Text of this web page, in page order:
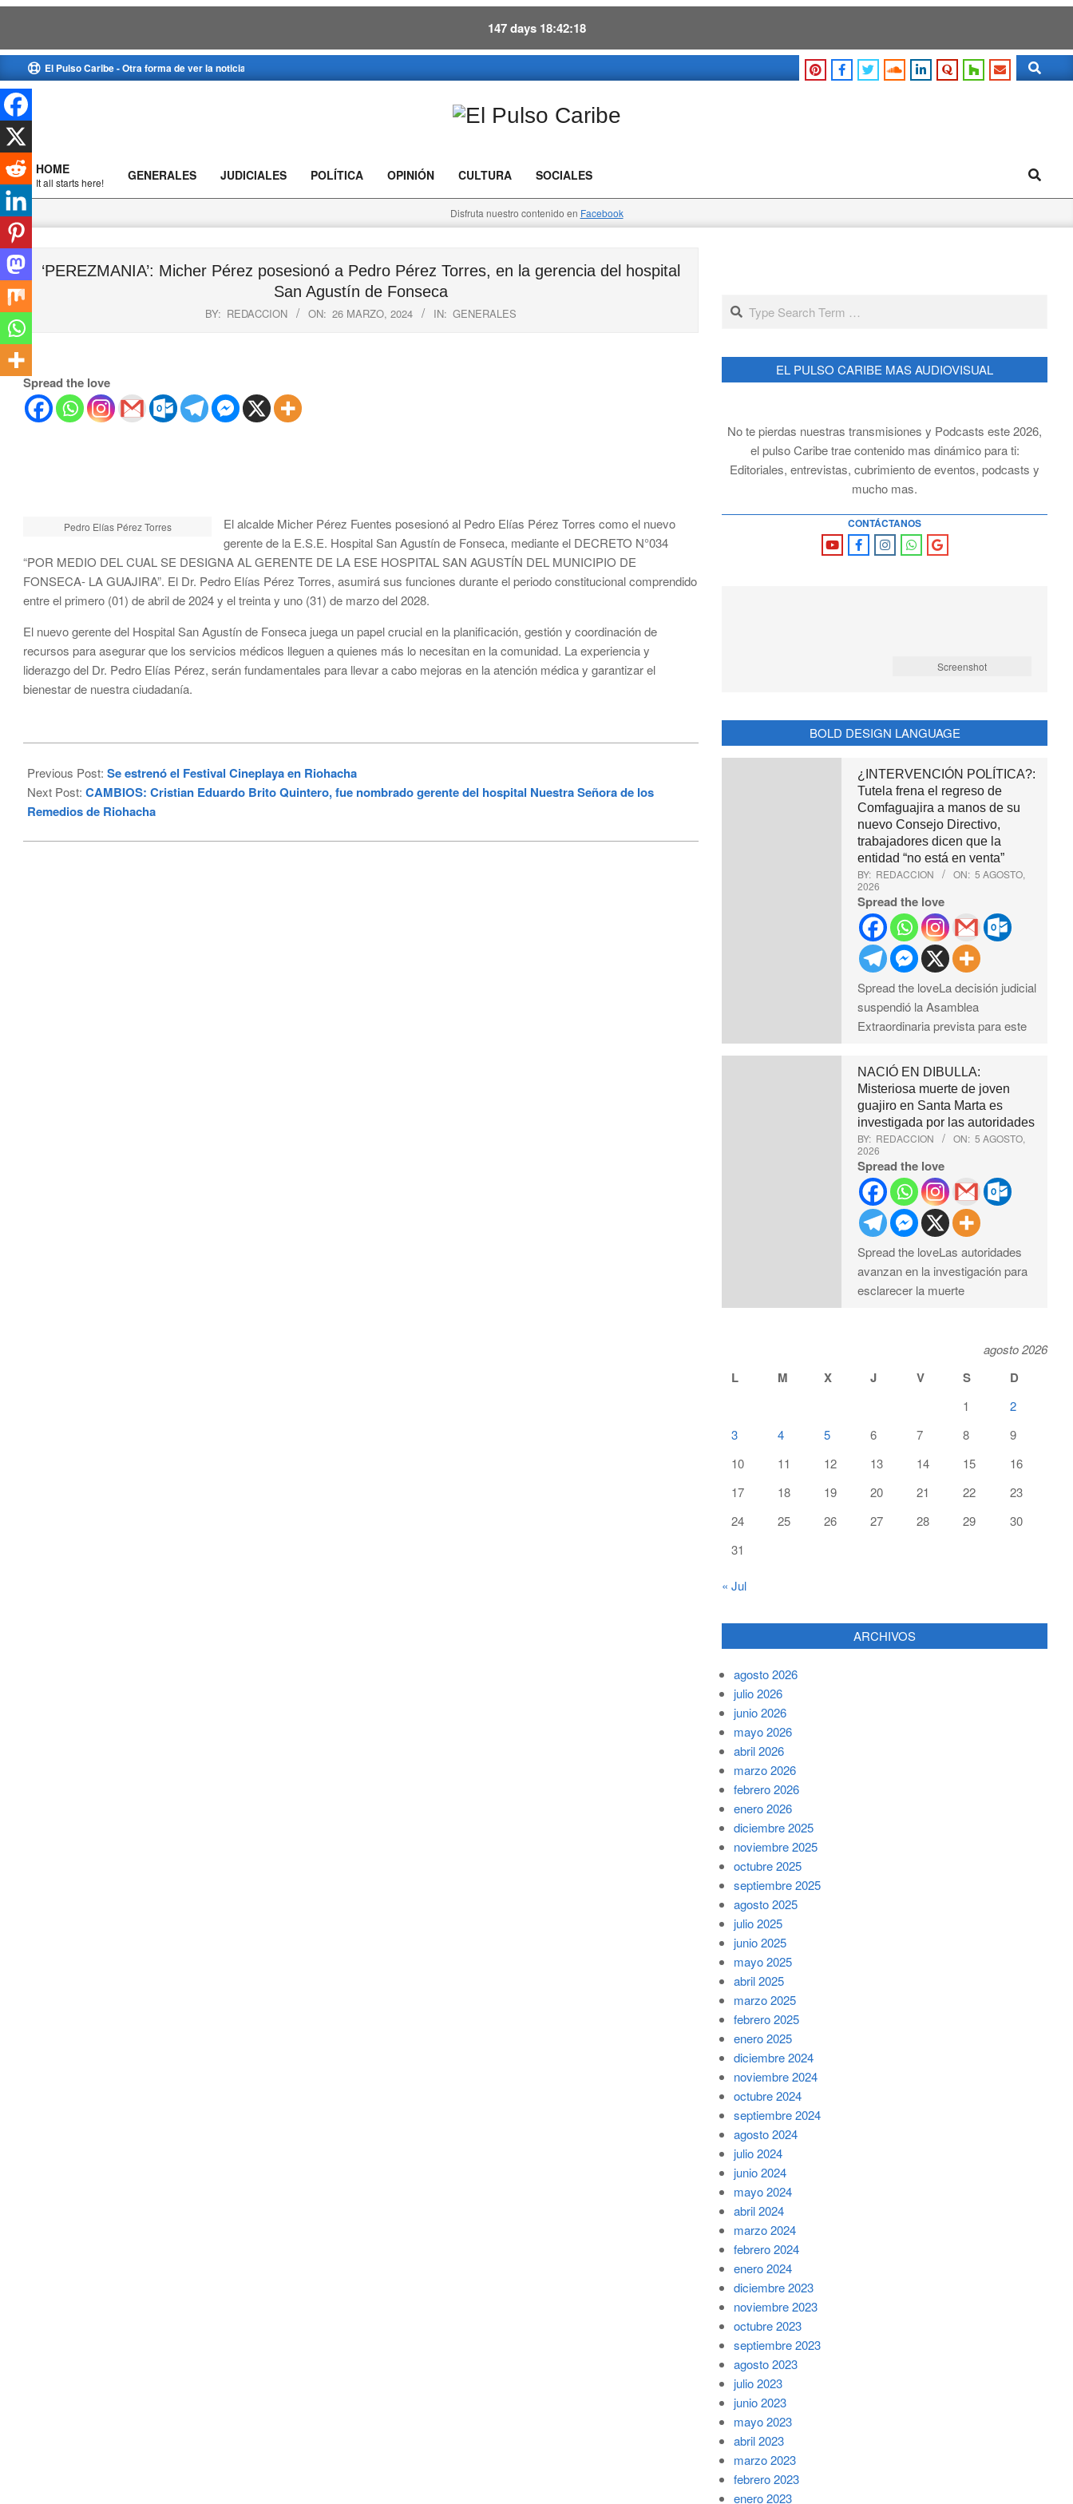
147 days 18 42 17
to
content
El Pulso Caribe - Otra forma de ver la noticia Search
Caribe
Primary
Navigation
Menu
HOME
It all starts here! GENERALES JUDICIALES POLÍTICA OPINIÓN CULTURA SOCIALES Search
Disfruta nuestro contenido en Facebook
‘PEREZMANIA’: Micher Pérez posesionó a Pedro Pérez Torres, en la gerencia del hospital
San Agustín de Fonseca
BY: REDACCION ON: 26 MARZO, 2024 IN: GENERALES
Spread the love
Pedro Elías Pérez Torres
El alcalde Micher Pérez Fuentes posesionó al Pedro Elías Pérez Torres como el nuevo
gerente de la E.S.E. Hospital San Agustín de Fonseca, mediante el DECRETO N°034
“POR MEDIO DEL CUAL SE DESIGNA AL GERENTE DE LA ESE HOSPITAL SAN AGUSTÍN DEL MUNICIPIO DE
FONSECA- LA GUAJIRA”. El Dr. Pedro Elías Pérez Torres, asumirá sus funciones durante el periodo constitucional comprendido
entre el primero (01) de abril de 2024 y el treinta y uno (31) de marzo del 2028.
El nuevo gerente del Hospital San Agustín de Fonseca juega un papel crucial en la planificación, gestión y coordinación de
recursos para asegurar que los servicios médicos lleguen a quienes más lo necesitan en la comunidad. La experiencia y
liderazgo del Dr. Pedro Elías Pérez, serán fundamentales para llevar a cabo mejoras en la atención médica y garantizar el
bienestar de nuestra ciudadanía.
03-
26
Previous Post: Se estrenó el Festival Cineplaya en Riohacha
Next Post: CAMBIOS: Cristian Eduardo Brito Quintero, fue nombrado gerente del hospital Nuestra Señora de los
Remedios de Riohacha
Search
EL PULSO CARIBE MAS AUDIOVISUAL
No te pierdas nuestras transmisiones y Podcasts este 2026,
el pulso Caribe trae contenido mas dinámico para ti:
Editoriales, entrevistas, cubrimiento de eventos, podcasts y
mucho mas.
CONTÁCTANOS
Screenshot
BOLD DESIGN LANGUAGE
¿INTERVENCIÓN POLÍTICA?:
Tutela frena el regreso de
Comfaguajira a manos de su
nuevo Consejo Directivo,
trabajadores dicen que la
entidad “no está en venta”
BY: REDACCION ON: 5 AGOSTO,
2026
Spread the love
Spread the loveLa decisión judicial
suspendió la Asamblea
Extraordinaria prevista para este
NACIÓ EN DIBULLA:
Misteriosa muerte de joven
guajiro en Santa Marta es
investigada por las autoridades
BY: REDACCION ON: 5 AGOSTO,
2026
Spread the love
Spread the loveLas autoridades
avanzan en la investigación para
esclarecer la muerte
agosto 2026
L M X J V S D
1
2
3
4 5 6 7 8
9
10
11 12 13 14 15
16
17
18 19 20 21 22
23
24
25 26 27 28 29
30
31
« Jul
ARCHIVOS
agosto 2026
julio 2026
junio 2026
mayo 2026
abril 2026
marzo 2026
febrero 2026
enero 2026
diciembre 2025
noviembre 2025
octubre 2025
septiembre 2025
agosto 2025
julio 2025
junio 2025
mayo 2025
abril 2025
marzo 2025
febrero 2025
enero 2025
diciembre 2024
noviembre 2024
octubre 2024
septiembre 2024
agosto 2024
julio 2024
junio 2024
mayo 2024
abril 2024
marzo 2024
febrero 2024
enero 2024
diciembre 2023
noviembre 2023
octubre 2023
septiembre 2023
agosto 2023
julio 2023
junio 2023
mayo 2023
abril 2023
marzo 2023
febrero 2023
enero 2023